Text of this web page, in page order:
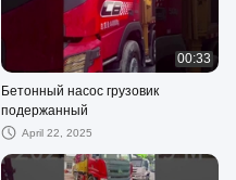
00:33
Бетонный насос грузовик
подержанный
April 22, 2025